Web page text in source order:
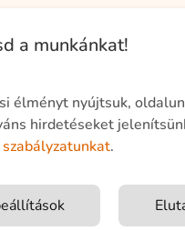
szállítás
e-book
a munkánkat!
élményt nyújtsuk,
hirdetéseket
.